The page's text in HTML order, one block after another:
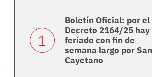
Boletín Oficial: por el
Decreto 2164/25 hay
feriado con fin de
semana largo por San
Cayetano